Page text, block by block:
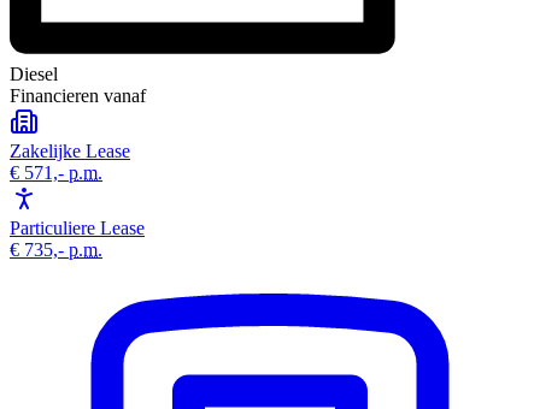
Diesel
Financieren vanaf
Zakelijke Lease
€ 571,- p.m.
Particuliere Lease
€ 735,- p.m.